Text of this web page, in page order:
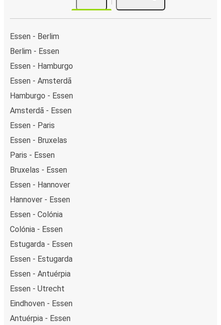
Essen - Berlim
Berlim - Essen
Essen - Hamburgo
Essen - Amsterdã
Hamburgo - Essen
Amsterdã - Essen
Essen - Paris
Essen - Bruxelas
Paris - Essen
Bruxelas - Essen
Essen - Hannover
Hannover - Essen
Essen - Colónia
Colónia - Essen
Estugarda - Essen
Essen - Estugarda
Essen - Antuérpia
Essen - Utrecht
Eindhoven - Essen
Antuérpia - Essen